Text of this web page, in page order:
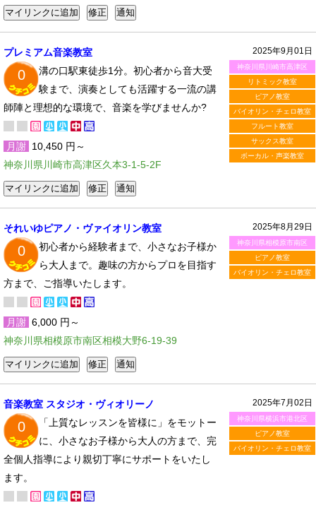
2025年9月01日
神奈川県川崎市高津区
リトミック教室
ピアノ教室
バイオリン・チェロ教室
フルート教室
サックス教室
ボーカル・声楽教室
プレミアム音楽教室
0
溝の口駅東徒歩1分。初心者から音大受
験まで、演奏としても活躍する一流の講
師陣と理想的な環境で、音楽を学びませんか?
月謝 10,450 円～
神奈川県川崎市高津区久本3-1-5-2F
2025年8月29日
神奈川県相模原市南区
ピアノ教室
バイオリン・チェロ教室
それいゆピアノ・ヴァイオリン教室
0
初心者から経験者まで、小さなお子様か
ら大人まで。趣味の方からプロを目指す
方まで、ご指導いたします。
月謝 6,000 円～
神奈川県相模原市南区相模大野6-19-39
2025年7月02日
神奈川県横浜市港北区
ピアノ教室
バイオリン・チェロ教室
音楽教室 スタジオ・ヴィオリーノ
0
「上質なレッスンを皆様に」をモットー
に、小さなお子様から大人の方まで、完
全個人指導により親切丁寧にサポートをいたし
ます。